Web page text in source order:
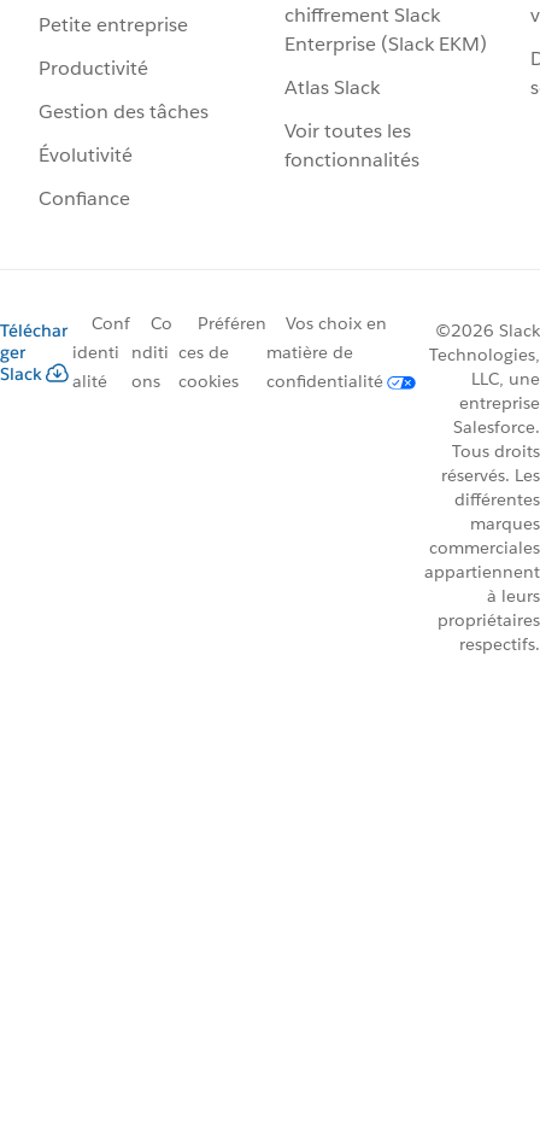
Petite entreprise
Productivité
Gestion des tâches
Évolutivité
Confiance
chiffrement Slack
Enterprise (Slack EKM)
Atlas Slack
Voir toutes les
fonctionnalités
Téléchar
ger
Slack
Conf
identi
alité
Co
nditi
ons
Préféren
ces de
cookies
Vos choix en
matière de
confidentialité
©2026 Slack
Technologies,
LLC, une
entreprise
Salesforce.
Tous droits
réservés. Les
différentes
marques
commerciales
appartiennent
à leurs
propriétaires
respectifs.